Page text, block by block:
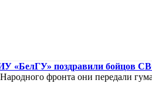
«БелГУ» поздравили бойцов
фронта они передали